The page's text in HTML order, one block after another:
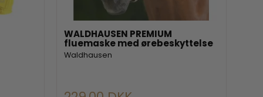
WALDHAUSEN PREMIUM
fluemaske med ørebeskyttelse
Waldhausen